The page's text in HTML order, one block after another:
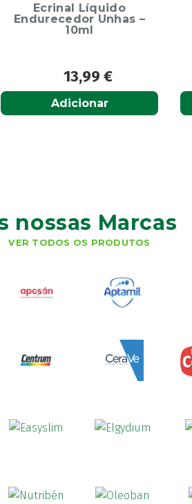
Ecrinal Líquido
Endurecedor Unhas –
10ml
13,99€
Adicionar
nossas Marcas
VER TODOS OS PRODUTOS